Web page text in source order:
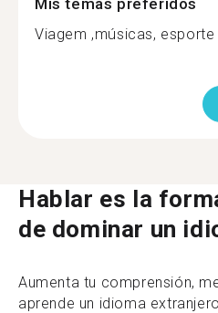
Viagem ,músicas, esporte
Hablar es la
de dominar un
Aumenta tu comprensión,
aprende un idioma